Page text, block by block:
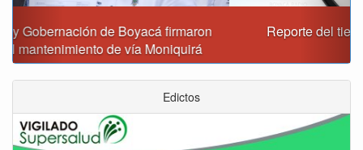
Reporte del tiempo en Boyacá para el viernes
Edictos